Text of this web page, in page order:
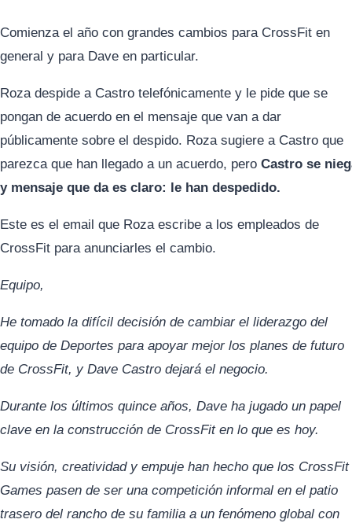
Comienza el año con grandes cambios para CrossFit en
general y para Dave en particular.
Roza despide a Castro telefónicamente y le pide que se
pongan de acuerdo en el mensaje que van a dar
públicamente sobre el despido. Roza sugiere a Castro que
parezca que han llegado a un acuerdo, pero Castro se
y mensaje que da es claro: le han despedido.
Este es el email que Roza escribe a los empleados de
CrossFit para anunciarles el cambio.
Equipo,
He tomado la difícil decisión de cambiar el liderazgo del
equipo de Deportes para apoyar mejor los planes de futuro
de CrossFit, y Dave Castro dejará el negocio.
Durante los últimos quince años, Dave ha jugado un papel
clave en la construcción de CrossFit en lo que es hoy.
Su visión, creatividad y empuje han hecho que los CrossFit
Games pasen de ser una competición informal en el patio
trasero del rancho de su familia a un fenómeno global con